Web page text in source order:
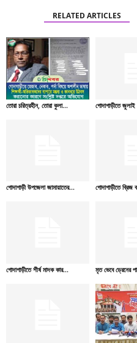
RELATED ARTICLES
তোরা চরিত্রহীন, তোরা কুলা... গোদাগাড়ীতে
গোদাগাড়ী উপজেলা জামায়াতের... গোদাগাড়ীতে
গোদাগাড়ীতে শীর্ষ মাদক কার... মৃত ভেবে ড্রেনের